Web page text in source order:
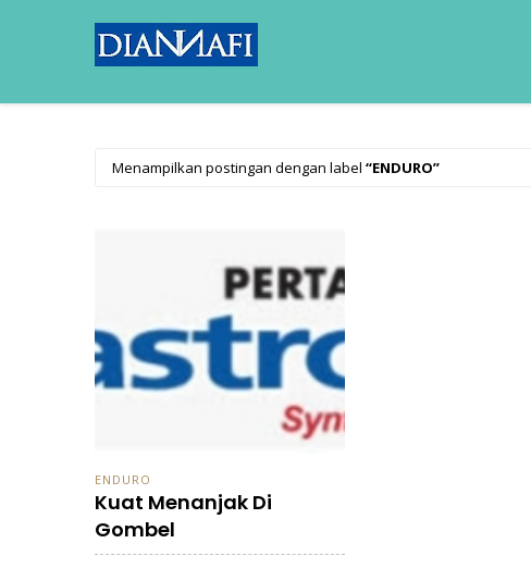
Menampilkan postingan dengan label ENDURO
ENDURO
Kuat Menanjak Di
Gombel